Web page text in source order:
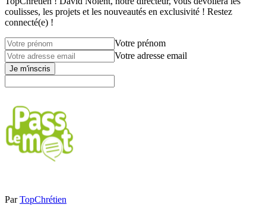
coulisses, les projets et les nouveautés en exclusivité ! Restez
connecté(e) !
Votre prénom
Votre adresse email
Je m'inscris
Par TopChrétien